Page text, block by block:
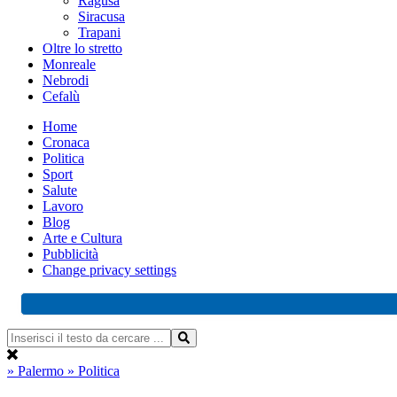
Siracusa
Trapani
Oltre lo stretto
Monreale
Nebrodi
Cefalù
Home
Cronaca
Politica
Sport
Salute
Lavoro
Blog
Arte e Cultura
Pubblicità
Change privacy settings
» Palermo » Politica